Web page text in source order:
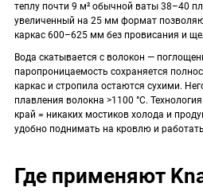
теплу почти 9 м² обычной ваты 38–40
увеличенный на 25 мм формат
каркас 600–625 мм без провисания и
Вода скатывается с волокон —
паропроницаемость сохраняется
каркас и стропила остаются сухими.
плавления волокна >1100 °C.
край = никаких мостиков холода и
удобно поднимать на кровлю и
Где применяют